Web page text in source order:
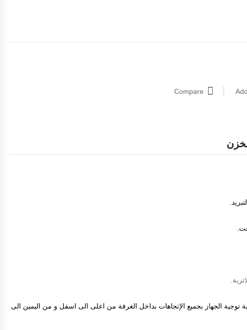
Compare
الجهاز بجميع الإتجاهات بداخل الغرفة من اعلى الى اسفل و من اليمين الى